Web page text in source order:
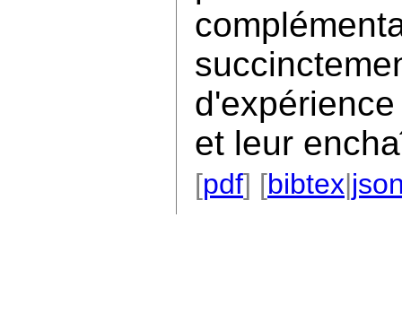
et leur
[pdf] [bibtex|